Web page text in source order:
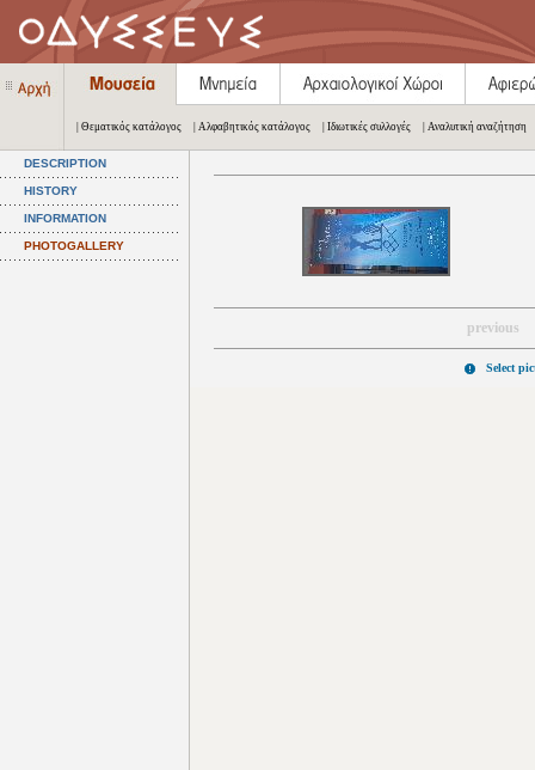
| Θεματικός κατάλογος | Αλφαβητικός κατάλογος | Ιδιωτικές συλλογές | Αναλυτική αναζήτηση
DESCRIPTION
HISTORY
INFORMATION
PHOTOGALLERY
previous
Select